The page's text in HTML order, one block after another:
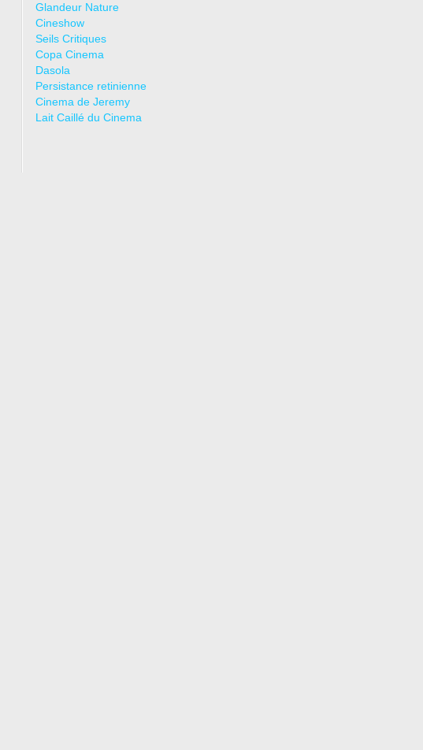
Glandeur Nature
Cineshow
Seils Critiques
Copa Cinema
Dasola
Persistance retinienne
Cinema de Jeremy
Lait Caillé du Cinema